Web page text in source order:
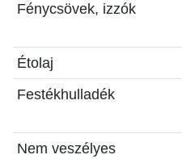
Fénycsövek, izzók
Étolaj
Festékhulladék
Nem veszélyes